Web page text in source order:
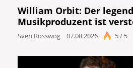
William Orbit: Der
Musikproduzent ist
Sven Rosswog 07.08.2026 5 / 5